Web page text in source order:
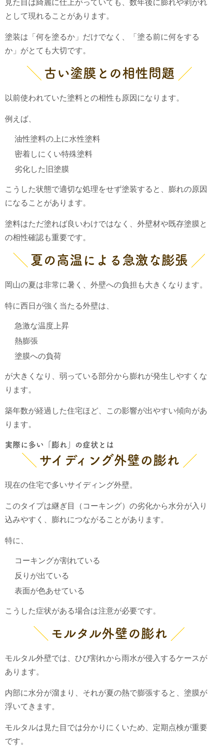
見た目は綺麗に仕上がっていても、数年後に膨れや剥がれ
として現れることがあります。
塗装は「何を塗るか」だけでなく、「塗る前に何をする
か」がとても大切です。
古い塗膜との相性問題
以前使われていた塗料との相性も原因になります。
例えば、
油性塗料の上に水性塗料
密着しにくい特殊塗料
劣化した旧塗膜
こうした状態で適切な処理をせず塗装すると、膨れの原因
になることがあります。
塗料はただ塗れば良いわけではなく、外壁材や既存塗膜と
の相性確認も重要です。
夏の高温による急激な膨張
岡山の夏は非常に暑く、外壁への負担も大きくなります。
特に西日が強く当たる外壁は、
急激な温度上昇
熱膨張
塗膜への負荷
が大きくなり、弱っている部分から膨れが発生しやすくな
ります。
築年数が経過した住宅ほど、この影響が出やすい傾向があ
ります。
実際に多い「膨れ」の症状とは
サイディング外壁の膨れ
現在の住宅で多いサイディング外壁。
このタイプは継ぎ目（コーキング）の劣化から水分が入り
込みやすく、膨れにつながることがあります。
特に、
コーキングが割れている
反りが出ている
表面が色あせている
こうした症状がある場合は注意が必要です。
モルタル外壁の膨れ
モルタル外壁では、ひび割れから雨水が侵入するケースが
あります。
内部に水分が溜まり、それが夏の熱で膨張すると、塗膜が
浮いてきます。
モルタルは見た目では分かりにくいため、定期点検が重要
です。